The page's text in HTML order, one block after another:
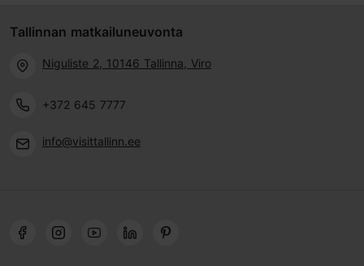
Tallinnan matkailuneuvonta
Niguliste 2, 10146 Tallinna, Viro
+372 645 7777
info@visittallinn.ee